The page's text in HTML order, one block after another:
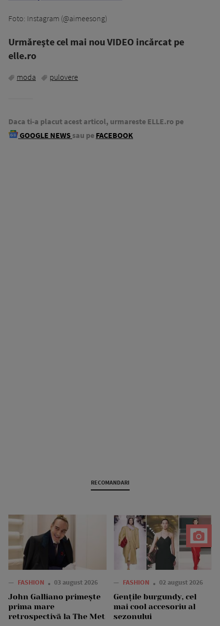
Foto: Instagram (@aimeesong)
Urmăreşte cel mai nou VIDEO incărcat pe
elle.ro
moda pulovere
Daca ti-a placut acest articol, urmareste ELLE.ro pe
GOOGLE NEWS sau pe FACEBOOK
RECOMANDARI
— FASHION 03 august 2026
John Galliano primește
prima mare
retrospectivă la The Met
— FASHION 02 august 2026
Gențile burgundy, cel
mai cool accesoriu al
sezonului